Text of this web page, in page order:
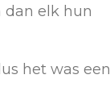
dan elk hun
het was een